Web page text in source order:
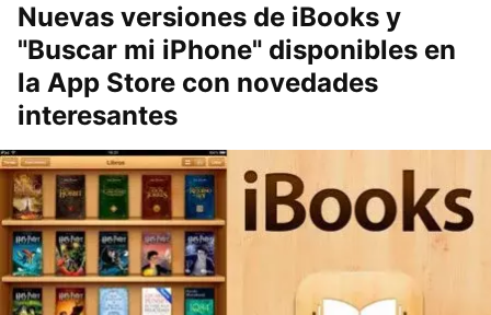
Nuevas versiones de iBooks y
"Buscar mi iPhone" disponibles en
la App Store con novedades
interesantes